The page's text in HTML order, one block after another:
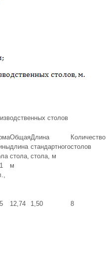
столов
Общая
длина
стола,
м
Длина
стандартного
стола, м
Количество
столов
12,74 1,50 8